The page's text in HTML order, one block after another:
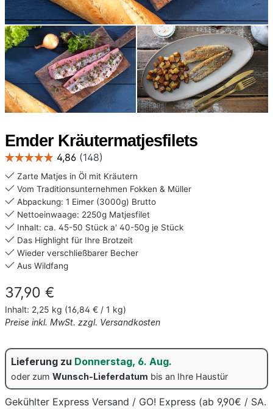
Emder Kräutermatjesfilets
Zarte Matjes in Öl mit Kräutern
Vom Traditionsunternehmen Fokken & Müller
Abpackung: 1 Eimer (3000g) Brutto
Nettoeinwaage: 2250g Matjesfilet
Inhalt: ca. 45-50 Stück a' 40-50g je Stück
Das Highlight für Ihre Brotzeit
Wieder verschließbarer Becher
Aus Wildfang
Regulärer Preis:
37,90 €
Inhalt: 2,25 kg (16,84 € / 1 kg)
Preise inkl. MwSt. zzgl. Versandkosten
Lieferung zu Donnerstag, 6. Aug.
oder zum Wunsch-Lieferdatum bis an Ihre Haustür
Gekühlter Express Versand / GO! Express (ab 9,90€ / SA.